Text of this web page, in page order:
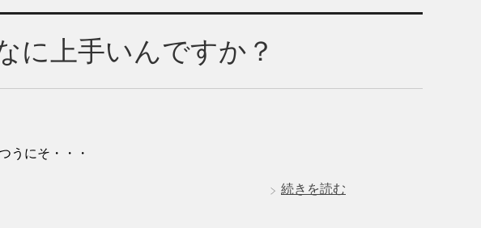
に上手いんですか？
うにそ・・・
続きを読む